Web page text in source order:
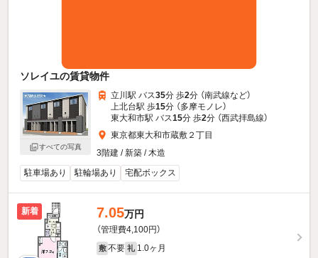
ソレイユの賃貸物件
すべての写真
立川駅 バス35分 歩2分 （南武線など）
上北台駅 歩15分 （多摩モノレ）
東大和市駅 バス15分 歩2分 （西武拝島線）
東京都東大和市蔵敷２丁目
3階建 / 新築 / 木造
駐車場あり
駐輪場あり 宅配ボックス
新着 7.05万円
（管理費4,100円）
敷 不要 礼 1.0ヶ月